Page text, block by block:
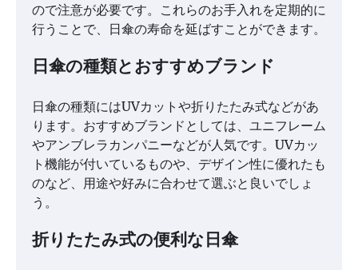
ので注意が必要です。これらのお手入れを定期的に
行うことで、日傘の寿命を延ばすことができます。
日傘の種類とおすすめブランド
日傘の種類にはUVカットや折りたたみ式などがあ
ります。おすすめブランドとしては、ユニフレーム
やアンブレラカンパニーなどが人気です。UVカッ
ト機能が付いているものや、デザイン性に優れたも
のなど、用途や好みに合わせて選ぶと良いでしょ
う。
折りたたみ式の便利な日傘